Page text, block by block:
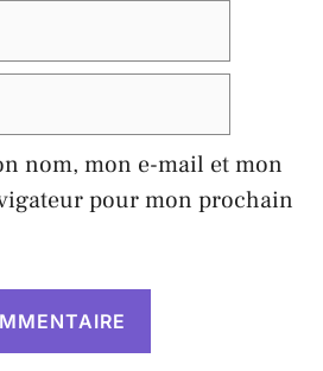
nom, mon e-mail et mon
pour mon prochain